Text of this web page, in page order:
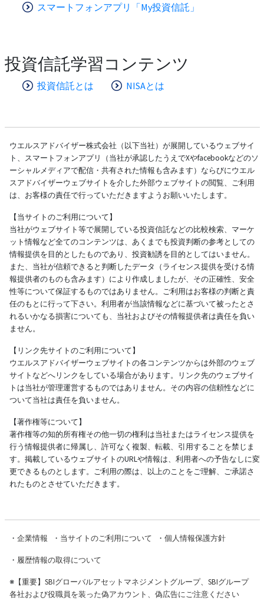
スマートフォンアプリ「My投資信託」
投資信託学習コンテンツ
投資信託とは NISAとは
ウエルスアドバイザー株式会社（以下当社）が展開しているウェブサイ
ト、スマートフォンアプリ（当社が承認したうえでXやfacebookなどのソ
ーシャルメディアで配信・共有された情報も含みます）ならびにウエル
スアドバイザーウェブサイトを介した外部ウェブサイトの閲覧、ご利用
は、お客様の責任で行っていただきますようお願いいたします。
【当サイトのご利用について】
当社がウェブサイト等で展開している投資信託などの比較検索、マーケ
ット情報など全てのコンテンツは、あくまでも投資判断の参考としての
情報提供を目的としたものであり、投資勧誘を目的としてはいません。
また、当社が信頼できると判断したデータ（ライセンス提供を受ける情
報提供者のものも含みます）により作成しましたが、その正確性、安全
性等について保証するものではありません。ご利用はお客様の判断と責
任のもとに行って下さい。利用者が当該情報などに基づいて被ったとさ
れるいかなる損害についても、当社およびその情報提供者は責任を負い
ません。
【リンク先サイトのご利用について】
ウエルスアドバイザーウェブサイトの各コンテンツからは外部のウェブ
サイトなどへリンクをしている場合があります。リンク先のウェブサイ
トは当社が管理運営するものではありません。その内容の信頼性などに
ついて当社は責任を負いません。
【著作権等について】
著作権等の知的所有権その他一切の権利は当社またはライセンス提供を
行う情報提供者に帰属し、許可なく複製、転載、引用することを禁じま
す。掲載しているウェブサイトのURLや情報は、利用者への予告なしに変
更できるものとします。ご利用の際は、以上のことをご理解、ご承諾さ
れたものとさせていただきます。
・ 企業情報 ・ 当サイトのご利用について ・ 個人情報保護方針
・ 履歴情報の取得について
※【重要】SBIグローバルアセットマネジメントグループ、SBIグループ
各社および役職員を装った偽アカウント、偽広告にご注意ください